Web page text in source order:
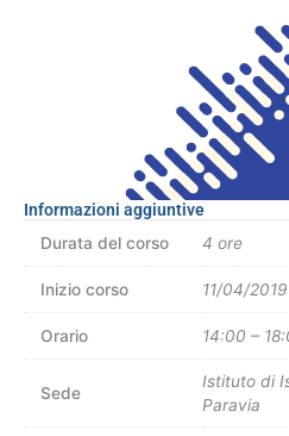
Informazioni aggiuntive
Durata del corso
4 ore
Inizio corso 11/04/2019
Orario 14:00 –
Sede
Istituto di
Paravia